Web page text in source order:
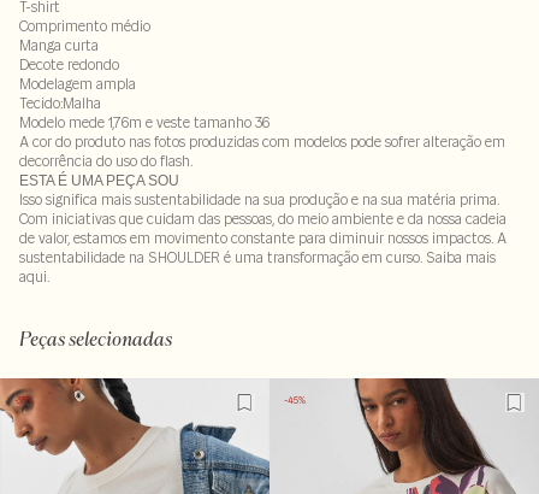
T-shirt
Comprimento médio
Manga curta
Decote redondo
Modelagem ampla
Tecido:Malha
Modelo mede 1,76m e veste tamanho 36
A cor do produto nas fotos produzidas com modelos pode sofrer alteração em
decorrência do uso do flash.
ESTA É UMA PEÇA SOU
Isso significa mais sustentabilidade na sua produção e na sua matéria prima.
Com iniciativas que cuidam das pessoas, do meio ambiente e da nossa cadeia
de valor, estamos em movimento constante para diminuir nossos impactos. A
sustentabilidade na SHOULDER é uma transformação em curso. Saiba mais
aqui.
Peças selecionadas
-35% -45%